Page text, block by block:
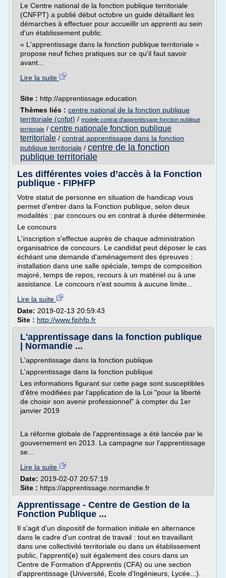
Le Centre national de la fonction publique territoriale
(CNFPT) a publié début octobre un guide détaillant les
démarches à effectuer pour accueillir un apprenti au sein
d'un établissement public.
« L'apprentissage dans la fonction publique territoriale »
propose neuf fiches pratiques sur ce qu'il faut savoir
avant...
Lire la suite
Site : http://apprentissage.education
Thèmes liés : centre national de la fonction publique
territoriale (cnfpt) / modele contrat d'apprentissage fonction publique
territoriale / centre nationale fonction publique
territoriale / contrat apprentissage dans la fonction
publique territoriale / centre de la fonction
publique territoriale
Les différentes voies d’accès à la Fonction
publique - FIPHFP
Votre statut de personne en situation de handicap vous
permet d'entrer dans la Fonction publique, selon deux
modalités : par concours ou en contrat à durée déterminée.
Le concours
L'inscription s'effectue auprès de chaque administration
organisatrice de concours. Le candidat peut déposer le cas
échéant une demande d'aménagement des épreuves :
installation dans une salle spéciale, temps de composition
majoré, temps de repos, recours à un matériel ou à une
assistance. Le concours n'est soumis à aucune limite...
Lire la suite
Date: 2019-02-13 20:59:43
Site : http://www.fiphfp.fr
L'apprentissage dans la fonction publique
| Normandie ...
L'apprentissage dans la fonction publique
L'apprentissage dans la fonction publique
Les informations figurant sur cette page sont susceptibles
d'être modifiées par l'application de la Loi "pour la liberté
de choisir son avenir professionnel" à compter du 1er
janvier 2019
La réforme globale de l'apprentissage a été lancée par le
gouvernement en 2013. La campagne sur l'apprentissage
se...
Lire la suite
Date: 2019-02-07 20:57:19
Site : https://apprentissage.normandie.fr
Apprentissage - Centre de Gestion de la
Fonction Publique ...
Il s'agit d'un dispositif de formation initiale en alternance
dans le cadre d'un contrat de travail : tout en travaillant
dans une collectivité territoriale ou dans un établissement
public, l'apprenti(e) suit également des cours dans un
Centre de Formation d'Apprentis (CFA) ou une section
d'apprentissage (Université, Ecole d'Ingénieurs, Lycée...).